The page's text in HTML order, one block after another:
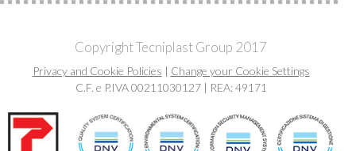
Copyright Tecniplast Group 2017
Privacy and Cookie Policies | Change your Cookie Settings
C.F. e P.IVA 00211030127 | REA: 49171